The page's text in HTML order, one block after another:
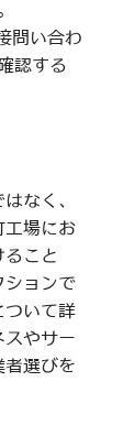
問い合わ
認する
なく、
工場にお
ること
ションで
ついて詳
スやサー
者選びを